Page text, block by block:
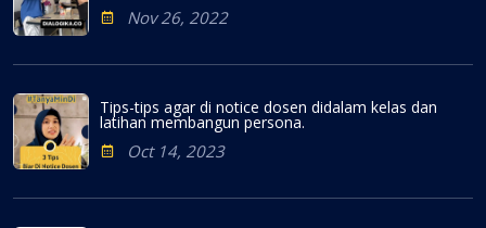
Nov 26, 2022
Tips-tips agar di notice dosen didalam kelas dan
latihan membangun persona.
Oct 14, 2023